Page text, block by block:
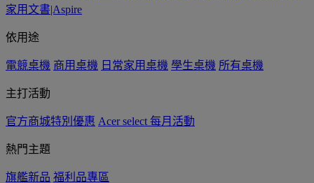
家用文書|Aspire
依用途
電競桌機 商用桌機 日常家用桌機 學生桌機 所有桌機
主打活動
官方商城特別優惠 Acer select 每月活動
熱門主題
旗艦新品 福利品專區